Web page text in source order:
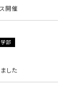
開催
部
した